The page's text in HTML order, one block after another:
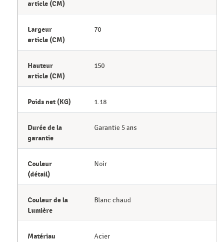
article (CM)
Largeur
article (CM)
70
Hauteur
article (CM)
150
Poids net (KG) 1.18
Durée de la
garantie
Garantie 5 ans
Couleur
(détail)
Noir
Couleur de la
Lumière
Blanc chaud
Matériau
Acier